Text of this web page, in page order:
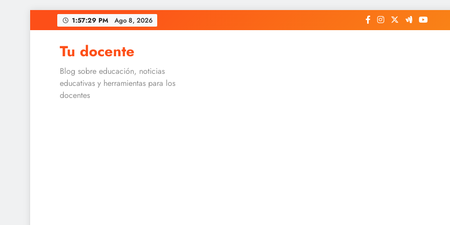
to
1:57:30 PM Ago 8, 2026
Tu docente
Blog sobre educación, noticias
educativas y herramientas para los
docentes